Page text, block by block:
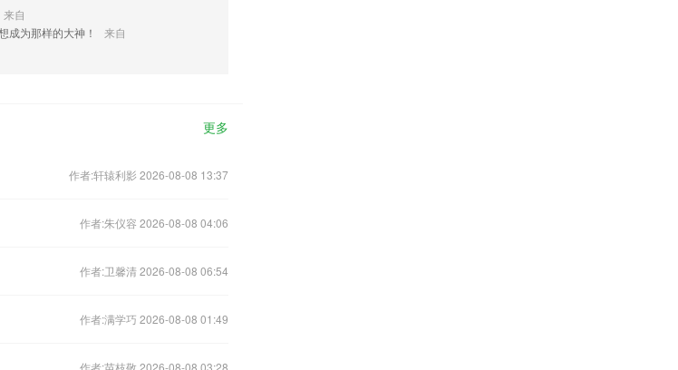
来自
成为那样的大神！
来自
更多
作者:轩辕利影 2026-08-08 13:37
作者:朱仪容 2026-08-08 04:06
作者:卫馨清 2026-08-08 06:54
作者:满学巧 2026-08-08 01:49
作者:苗枝敬 2026-08-08 03:28